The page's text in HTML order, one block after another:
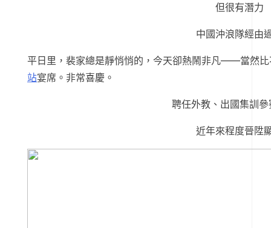
但很有潛力
中國沖浪隊經由
平日里，裴家總是靜悄悄的，今天卻熱鬧非凡——當然
站宴席。非常喜慶。
聘任外教、出國集訓
近年來程度晉陞